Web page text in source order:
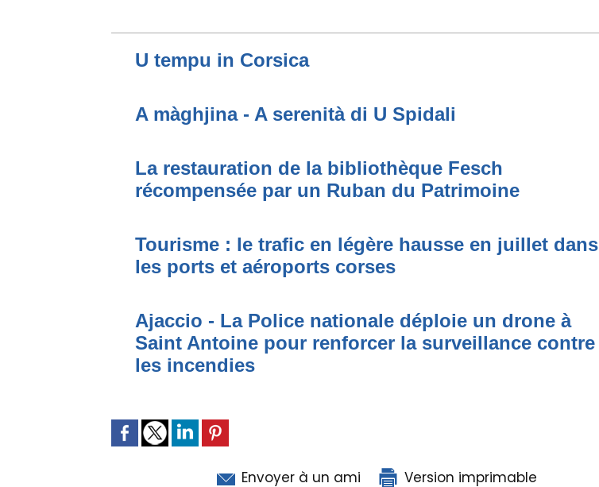
U tempu in Corsica
A màghjina - A serenità di U Spidali
La restauration de la bibliothèque Fesch
récompensée par un Ruban du Patrimoine
Tourisme : le trafic en légère hausse en juillet dans
les ports et aéroports corses
Ajaccio - La Police nationale déploie un drone à
Saint Antoine pour renforcer la surveillance contre
les incendies
Envoyer à un ami Version imprimable